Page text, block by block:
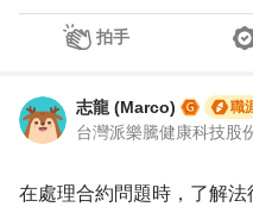
拍手
志龍 (Marco) 職
在處理合約問題時，了解